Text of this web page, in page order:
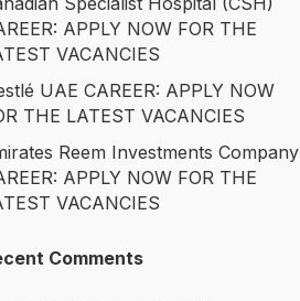
APPLY NOW FOR THE
VACANCIES
UAE CAREER: APPLY NOW
THE LATEST VACANCIES
Reem Investments Company
APPLY NOW FOR THE
VACANCIES
Comments